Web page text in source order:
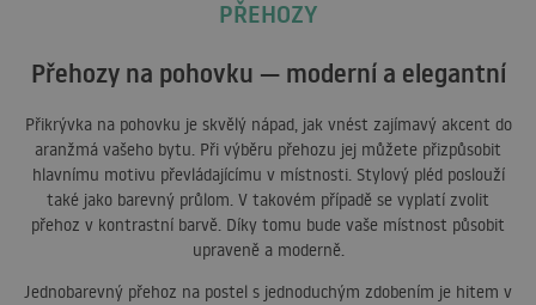
PŘEHOZY
Přehozy na pohovku — moderní a elegantní
Přikrývka na pohovku je skvělý nápad, jak vnést zajímavý akcent do
aranžmá vašeho bytu. Při výběru přehozu jej můžete přizpůsobit
hlavnímu motivu převládajícímu v místnosti. Stylový pléd poslouží
také jako barevný průlom. V takovém případě se vyplatí zvolit
přehoz v kontrastní barvě. Díky tomu bude vaše místnost působit
upraveně a moderně.
Jednobarevný přehoz na postel s jednoduchým zdobením je hitem v